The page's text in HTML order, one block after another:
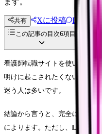
共有 Xに投稿 LINE
この記事の目次6項目
看護師転職サイトを使いたい
明けに起こされたくない」「
迷う人は多いです。
結論から言うと、完全に電話な
によります。ただし、 LINE・